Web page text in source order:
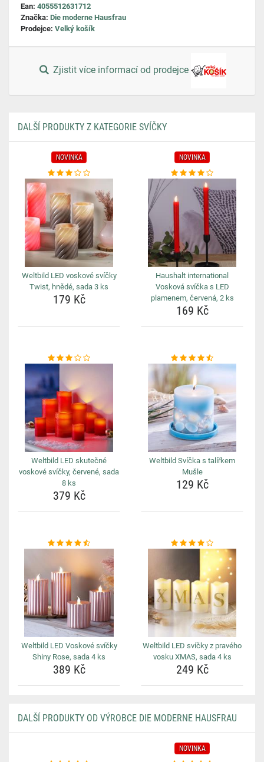
Ean: 4055512631712
Značka: Die moderne Hausfrau
Prodejce: Velký košík
Zjistit více informací od prodejce
DALŠÍ PRODUKTY Z KATEGORIE SVÍČKY
NOVINKA
Weltbild LED voskové svíčky
Twist, hnědé, sada 3 ks
179 Kč
NOVINKA
Haushalt international
Vosková svíčka s LED
plamenem, červená, 2 ks
169 Kč
Weltbild LED skutečné
voskové svíčky, červené, sada
8 ks
379 Kč
Weltbild Svíčka s talířkem
Mušle
129 Kč
Weltbild LED Voskové svíčky
Shiny Rose, sada 4 ks
389 Kč
Weltbild LED svíčky z pravého
vosku XMAS, sada 4 ks
249 Kč
DALŠÍ PRODUKTY OD VÝROBCE DIE MODERNE HAUSFRAU
NOVINKA